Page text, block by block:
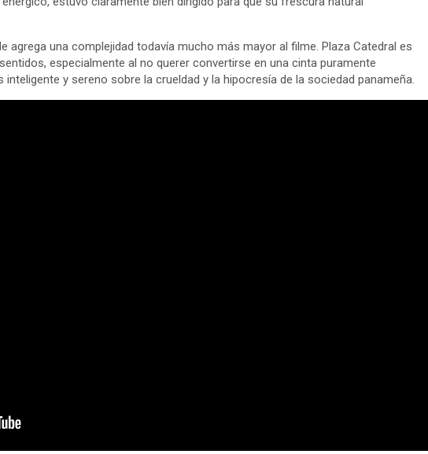
agrega una complejidad todavía mucho más mayor al filme. Plaza Catedral es
especialmente al no querer convertirse en una cinta puramente
y sereno sobre la crueldad y la hipocresía de la sociedad panameña.